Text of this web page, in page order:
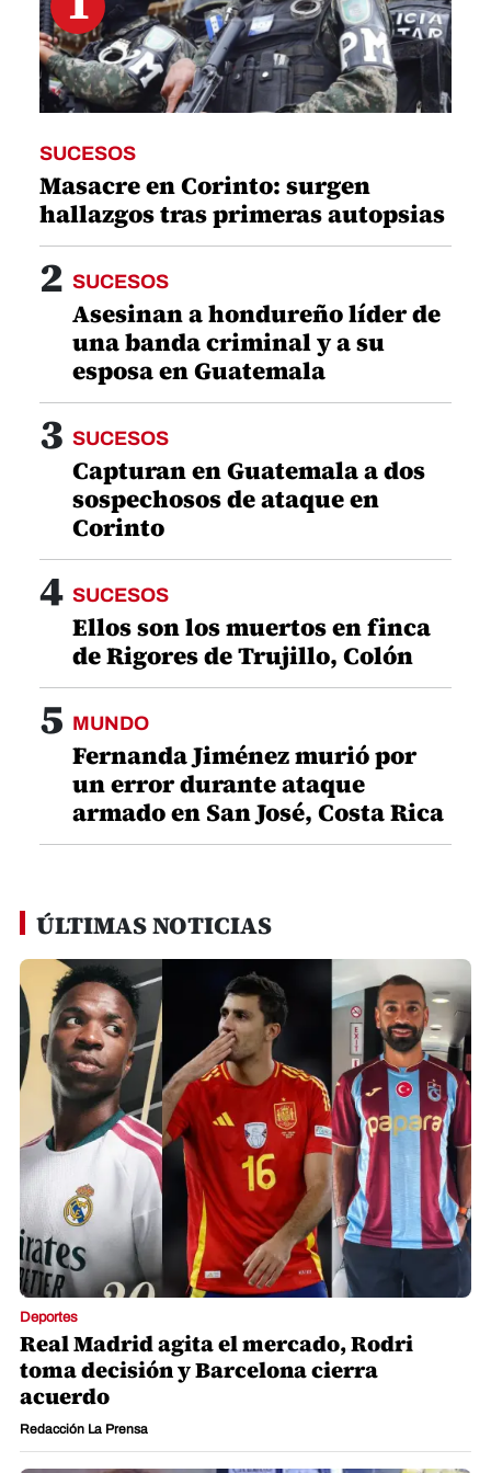
SUCESOS
Masacre en Corinto: surgen
hallazgos tras primeras autopsias
2 SUCESOS
Asesinan a hondureño líder de
una banda criminal y a su
esposa en Guatemala
3 SUCESOS
Capturan en Guatemala a dos
sospechosos de ataque en
Corinto
4 SUCESOS
Ellos son los muertos en finca
de Rigores de Trujillo, Colón
5 MUNDO
Fernanda Jiménez murió por
un error durante ataque
armado en San José, Costa Rica
ÚLTIMAS NOTICIAS
Deportes
Real Madrid agita el mercado, Rodri
toma decisión y Barcelona cierra
acuerdo
Redacción La Prensa